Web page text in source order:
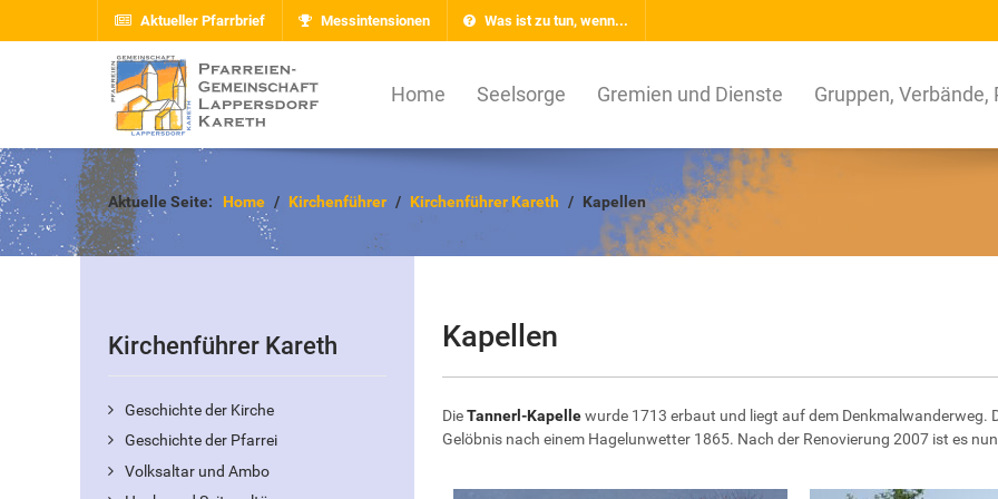
Aktueller Pfarrbrief Messintensionen Was ist zu tun, wenn...
Home Seelsorge Gremien und Dienste Gruppen, Verbände,
Aktuelle Seite: Home Kirchenführer Kirchenführer Kareth Kapellen
Kirchenführer Kareth
Geschichte der Kirche
Geschichte der Pfarrei
Volksaltar und Ambo
Kapellen
DieTannerl-Kapellewurde 1713 erbaut und liegt auf dem Denkmalwanderweg.
Gelöbnis nach einem Hagelunwetter 1865. Nach der Renovierung 2007 ist es